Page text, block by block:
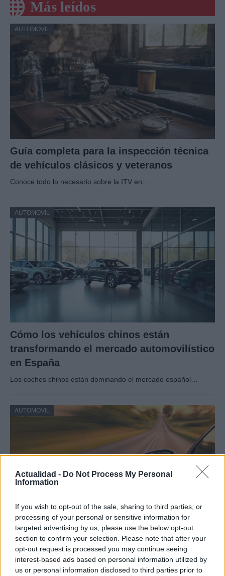
Actualidad - Do Not Process My Personal
Information
If you wish to opt-out of the sale, sharing to third parties, or
processing of your personal or sensitive information for
targeted advertising by us, please use the below opt-out
section to confirm your selection. Please note that after your
opt-out request is processed you may continue seeing
interest-based ads based on personal information utilized by
us or personal information disclosed to third parties prior to
Más leídos
AUTOMOVIL
Guía completa para la inspección técnica
de vehículos clásicos y veteranos
Conoce todo lo necesario sobre la ITV en…
AUTOMOVIL
Cómo los vehículos chinos están
transformando el mercado automovilístico
en España
Los coches chinos están dominando el mercado español…
AUTOMOVIL
Compra tu coche de segunda mano en
Heycar
¿Estás pensando en renovar tu coche? Apostar por…